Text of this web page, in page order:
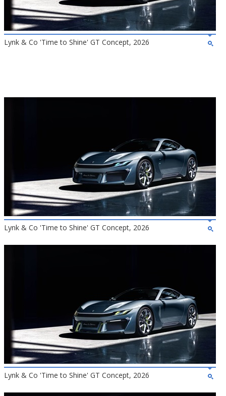
Lynk & Co 'Time to Shine' GT Concept, 2026
Lynk & Co 'Time to Shine' GT Concept, 2026
Lynk & Co 'Time to Shine' GT Concept, 2026